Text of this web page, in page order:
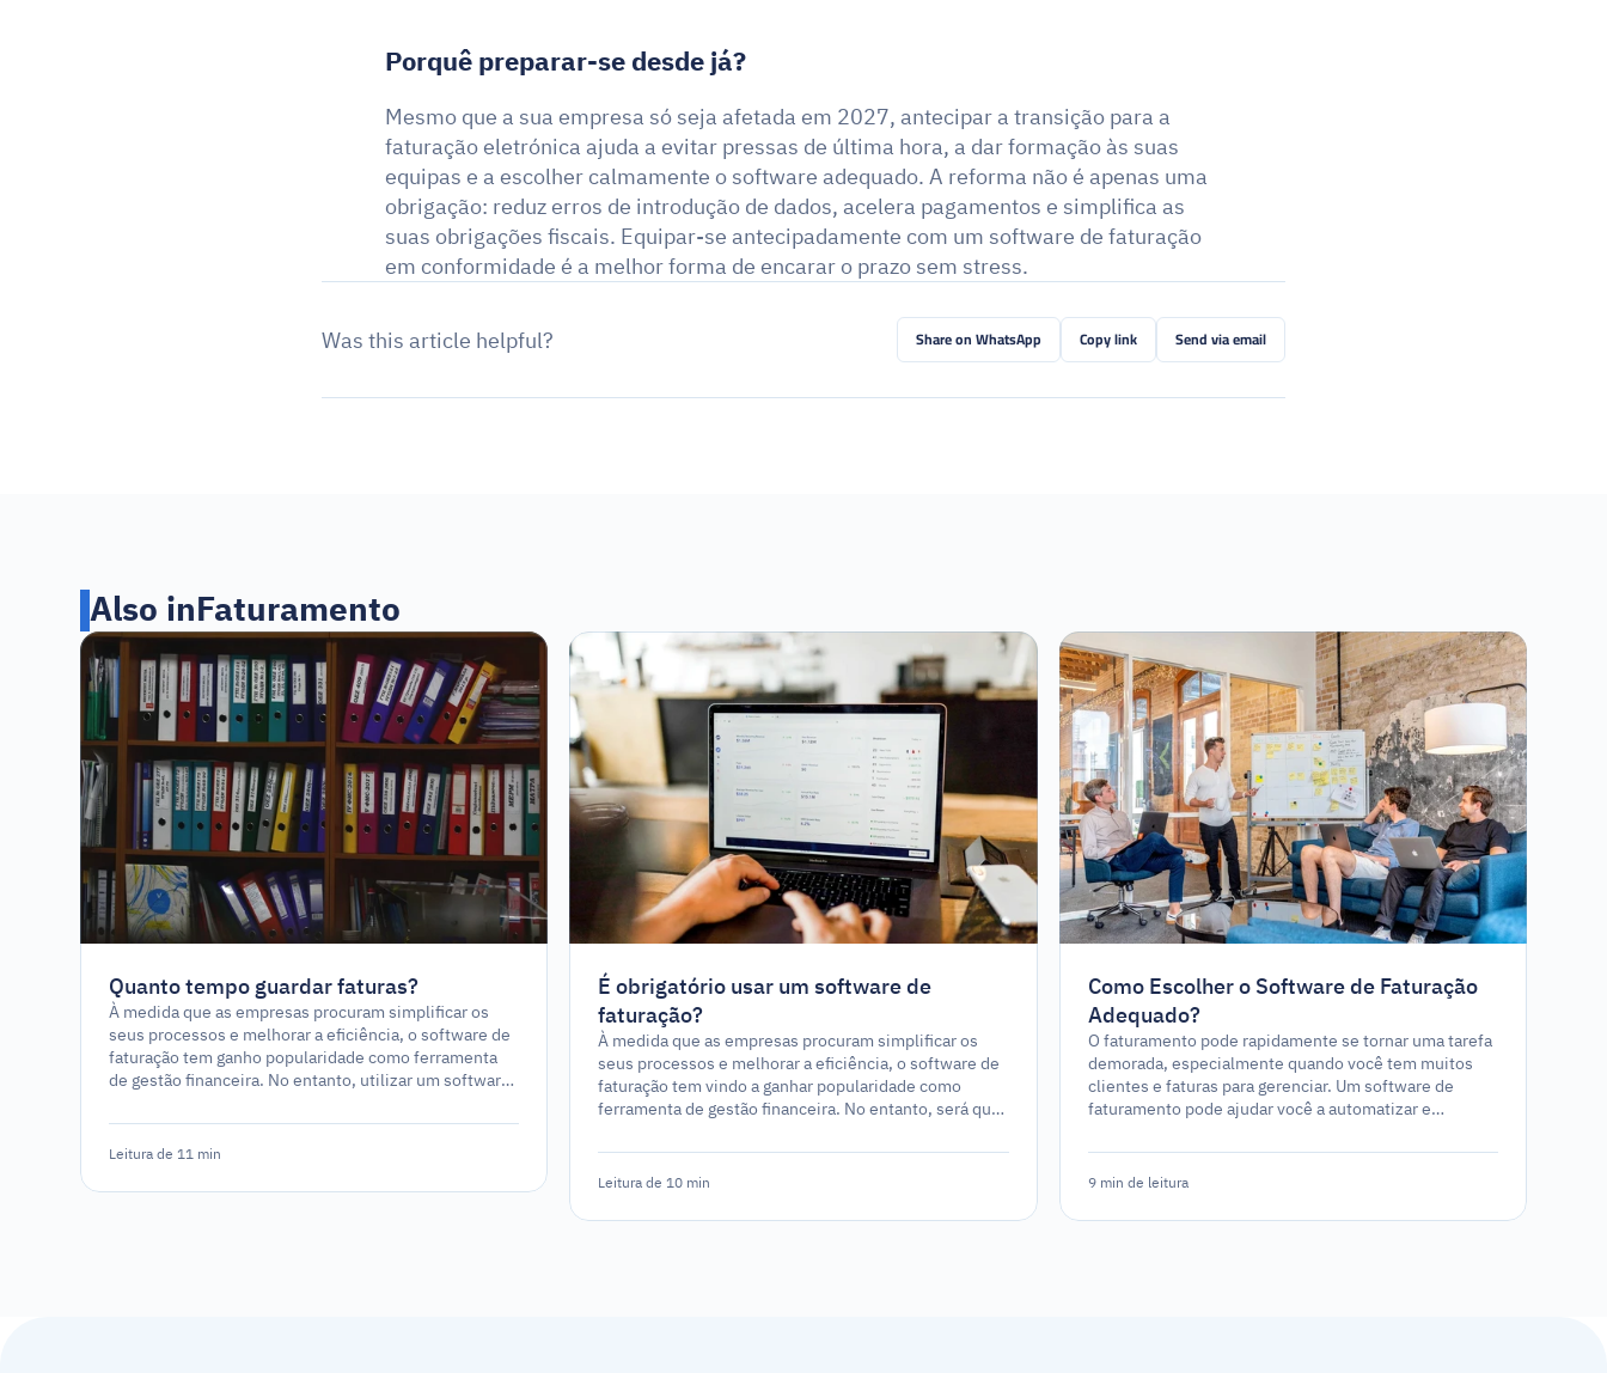
Porquê preparar-se desde já?
Mesmo que a sua empresa só seja afetada em 2027, antecipar a transição para a
faturação eletrónica ajuda a evitar pressas de última hora, a dar formação às suas
equipas e a escolher calmamente o software adequado. A reforma não é apenas uma
obrigação: reduz erros de introdução de dados, acelera pagamentos e simplifica as
suas obrigações fiscais. Equipar-se antecipadamente com um software de faturação
em conformidade é a melhor forma de encarar o prazo sem stress.
Was this article helpful? Share on WhatsApp Copy link Send via email
Also inFaturamento
Quanto tempo guardar faturas?
À medida que as empresas procuram simplificar os
seus processos e melhorar a eficiência, o software de
faturação tem ganho popularidade como ferramenta
de gestão financeira. No entanto, utilizar um software
uma opção estratégica?
Leitura de 11 min
É obrigatório usar um software de
faturação?
À medida que as empresas procuram simplificar os
seus processos e melhorar a eficiência, o software de
faturação tem vindo a ganhar popularidade como
ferramenta de gestão financeira. No entanto, será que
requisito legal ou apenas uma opção estratégica?
Leitura de 10 min
Como Escolher o Software de Faturação
Adequado?
O faturamento pode rapidamente se tornar uma tarefa
demorada, especialmente quando você tem muitos
clientes e faturas para gerenciar. Um software de
faturamento pode ajudar você a automatizar e
aspectos do seu negócio. No entanto, com tantas
opções de software disponíveis, escolher o ideal pode
9 min de leitura